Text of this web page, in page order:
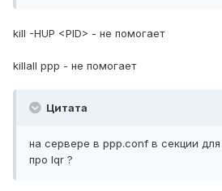
kill -HUP <PID> - не помогает
killall ppp - не помогает
Цитата
на сервере в ppp.conf в секции для
про lqr ?